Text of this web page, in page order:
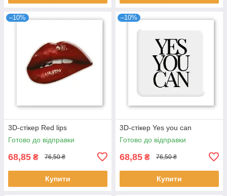
–10%
3D-стікер Red lips
Готово до відправки
68,85 ₴ 76,50 ₴
Купити
–10%
3D-стікер Yes you can
Готово до відправки
68,85 ₴ 76,50 ₴
Купити